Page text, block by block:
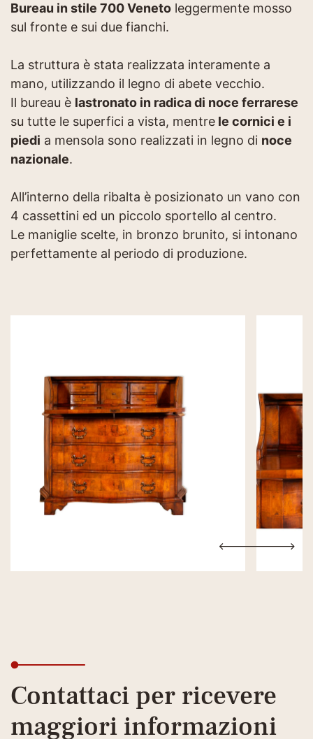
Bureau in stile 700 Veneto leggermente mosso
sul fronte e sui due fianchi.
La struttura è stata realizzata interamente a
mano, utilizzando il legno di abete vecchio.
Il bureau è lastronato in radica di noce ferrarese
su tutte le superfici a vista, mentre le cornici e i
piedi a mensola sono realizzati in legno di noce
nazionale.
All’interno della ribalta è posizionato un vano con
4 cassettini ed un piccolo sportello al centro.
Le maniglie scelte, in bronzo brunito, si intonano
perfettamente al periodo di produzione.
Contattaci per ricevere
maggiori informazioni